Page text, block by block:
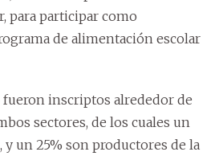
para participar como
de alimentación escolar
inscriptos alrededor de
sectores, de los cuales un
y un 25% son productores de la